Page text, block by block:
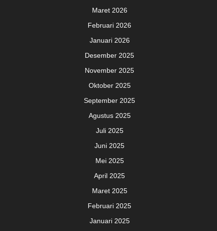
Maret 2026
Februari 2026
Januari 2026
Desember 2025
November 2025
Oktober 2025
September 2025
Agustus 2025
Juli 2025
Juni 2025
Mei 2025
April 2025
Maret 2025
Februari 2025
Januari 2025